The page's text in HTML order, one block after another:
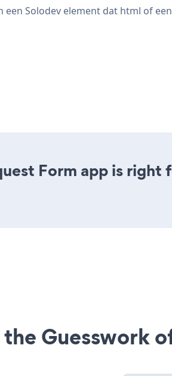
Solodev element dat html of
Form app is
the Guesswork